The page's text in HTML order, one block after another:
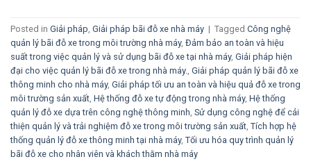
Posted in Giải pháp, Giải pháp bãi đỗ xe nhà máy | Tagged Công nghệ
quản lý bãi đỗ xe trong môi trường nhà máy, Đảm bảo an toàn và hiệu
suất trong việc quản lý và sử dụng bãi đỗ xe tại nhà máy, Giải pháp hiện
đại cho việc quản lý bãi đỗ xe trong nhà máy., Giải pháp quản lý bãi đỗ xe
thông minh cho nhà máy, Giải pháp tối ưu an toàn và hiệu quả đỗ xe trong
môi trường sản xuất, Hệ thống đỗ xe tự động trong nhà máy, Hệ thống
quản lý đỗ xe dựa trên công nghệ thông minh, Sử dụng công nghệ để cải
thiện quản lý và trải nghiệm đỗ xe trong môi trường sản xuất, Tích hợp hệ
thống quản lý đỗ xe thông minh tại nhà máy, Tối ưu hóa quy trình quản lý
bãi đỗ xe cho nhân viên và khách thăm nhà máy